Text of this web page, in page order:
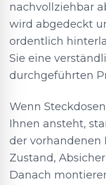
nachvollziehbar
wird abgedeckt
ordentlich
Sie eine
durchgeführten
Wenn
Ihnen ansteht,
der vorhandenen
Zustand,
Danach